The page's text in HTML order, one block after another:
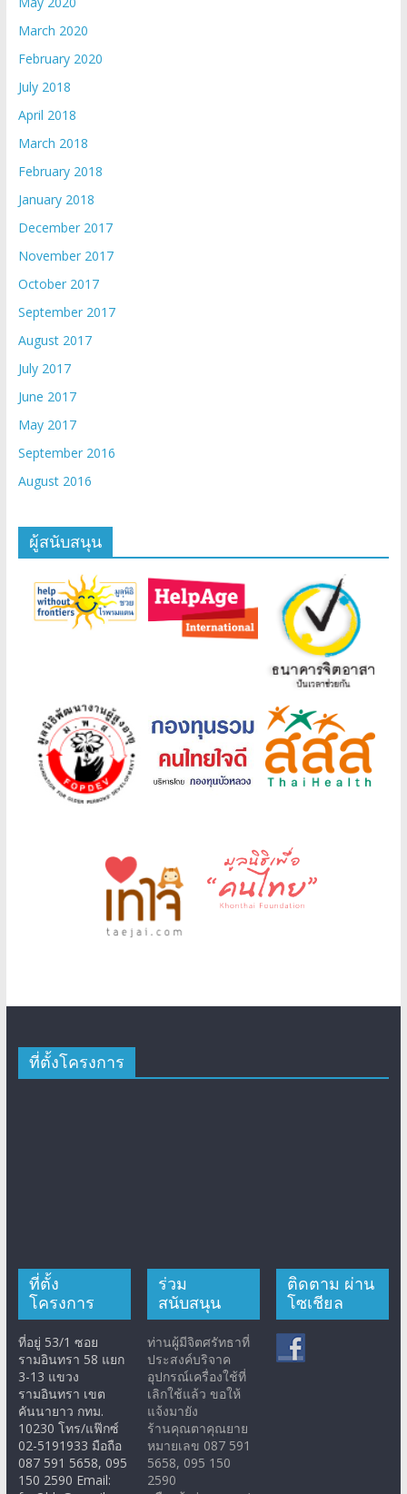
March 2020
February 2020
July 2018
April 2018
March 2018
February 2018
January 2018
December 2017
November 2017
October 2017
September 2017
August 2017
July 2017
June 2017
May 2017
September 2016
August 2016
ผู้สนับสนุน
ที่ตั้งโครงการ
ที่ตั้ง
โครงการ
ที่อยู่ 53/1 ซอย
รามอินทรา 58 แยก
3-13 แขวง
รามอินทรา เขต
คันนายาว กทม.
10230 โทร/แฟ๊กซ์
02-5191933 มือถือ
087 591 5658, 095
150 2590 Email:
ร่วม
สนับสนุน
ท่านผู้มีจิตศรัทธาที่
ประสงค์บริจาค
อุปกรณ์เครื่องใช้ที่
เลิกใช้แล้ว ขอให้
แจ้งมายัง
ร้านคุณตาคุณยาย
หมายเลข 087 591
5658, 095 150
2590
ติดตาม ผ่าน
โซเชียล